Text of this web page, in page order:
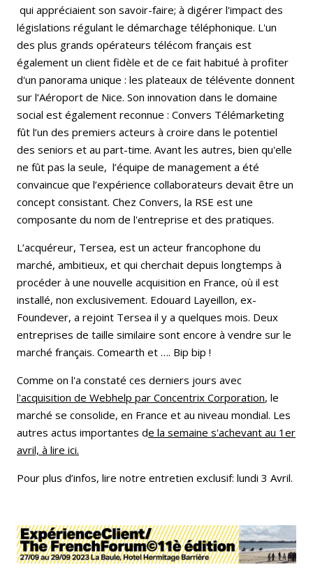
qui appréciaient son savoir-faire; à digérer l'impact des
législations régulant le démarchage téléphonique. L'un
des plus grands opérateurs télécom français est
également un client fidèle et de ce fait habitué à profiter
d'un panorama unique : les plateaux de télévente donnent
sur l’Aéroport de Nice. Son innovation dans le domaine
social est également reconnue : Convers Télémarketing
fût l’un des premiers acteurs à croire dans le potentiel
des seniors et au part-time. Avant les autres, bien qu'elle
ne fût pas la seule, l’équipe de management a été
convaincue que l’expérience collaborateurs devait être un
concept consistant. Chez Convers, la RSE est une
composante du nom de l'entreprise et des pratiques.
L’acquéreur, Tersea, est un acteur francophone du
marché, ambitieux, et qui cherchait depuis longtemps à
procéder à une nouvelle acquisition en France, où il est
installé, non exclusivement. Edouard Layeillon, ex-
Foundever, a rejoint Tersea il y a quelques mois. Deux
entreprises de taille similaire sont encore à vendre sur le
marché français. Comearth et …. Bip bip !
Comme on l'a constaté ces derniers jours avec
l'acquisition de Webhelp par Concentrix Corporation, le
marché se consolide, en France et au niveau mondial. Les
autres actus importantes de la semaine s'achevant au 1er
avril, à lire ici.
Pour plus d’infos, lire notre entretien exclusif: lundi 3 Avril.